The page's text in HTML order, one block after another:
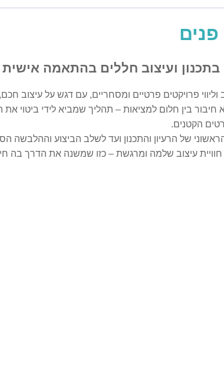
פנים
ועיצוב חללים בהתאמה אישית
פרויקטים פרטיים ומסחריים, עם דגש על עיצוב
חיבור בין חלום למציאות – תהליך שמביא לידי ביטוי
הקטנים.
של הרעיון והתכנון ועד לשלב הביצוע וההלבשה
עיצוב שלמה ומרגשת – כזו שמשנה את הדרך בה